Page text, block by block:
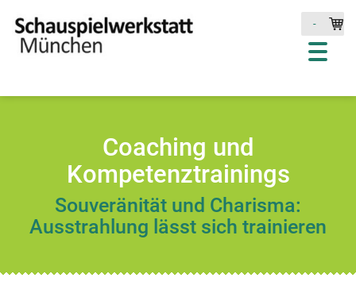
-
Coaching und
Kompetenztrainings
Souveränität und Charisma:
Ausstrahlung lässt sich trainieren